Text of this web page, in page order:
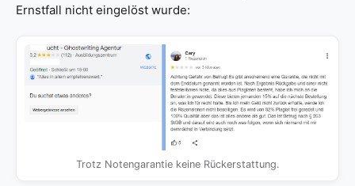
Ernstfall nicht eingelöst wurde:
Trotz Notengarantie keine Rückerstattung.